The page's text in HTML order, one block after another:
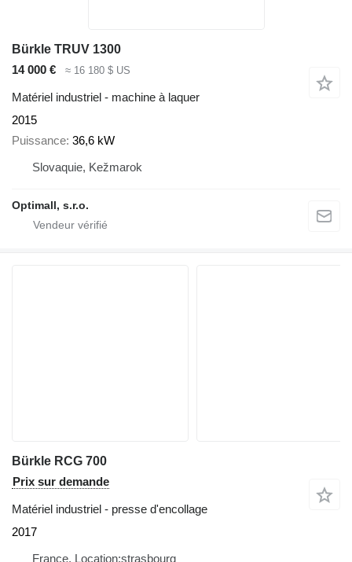
Bürkle TRUV 1300
14 000 €
≈ 16 180 $ US
Matériel industriel - machine à laquer
2015
Puissance 36,6 kW
Slovaquie, Kežmarok
Optimall, s.r.o.
Bürkle RCG 700
Prix sur demande
Matériel industriel - presse d'encollage
2017
France, Location:strasbourg